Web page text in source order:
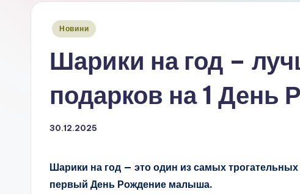
Опубліковано
Новини
Шарики на год –
подарков на 1 День
30.12.2025
Шарики на год — это один из самых
первый День Рождение малыша.